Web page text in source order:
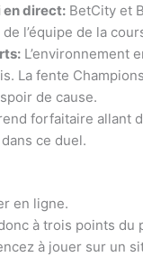
en direct: BetCity et
l’équipe de la
L’environnement
La fente
de cause.
forfaitaire allant
ce duel.
en ligne.
à trois points du
à jouer sur un